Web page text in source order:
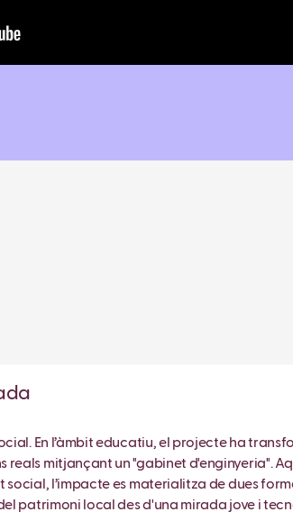
En l’àmbit educatiu, el projecte ha
reals mitjançant un "gabinet d'enginyeria".
social, l’impacte es materialitza de dues
patrimoni local des d'una mirada jove i